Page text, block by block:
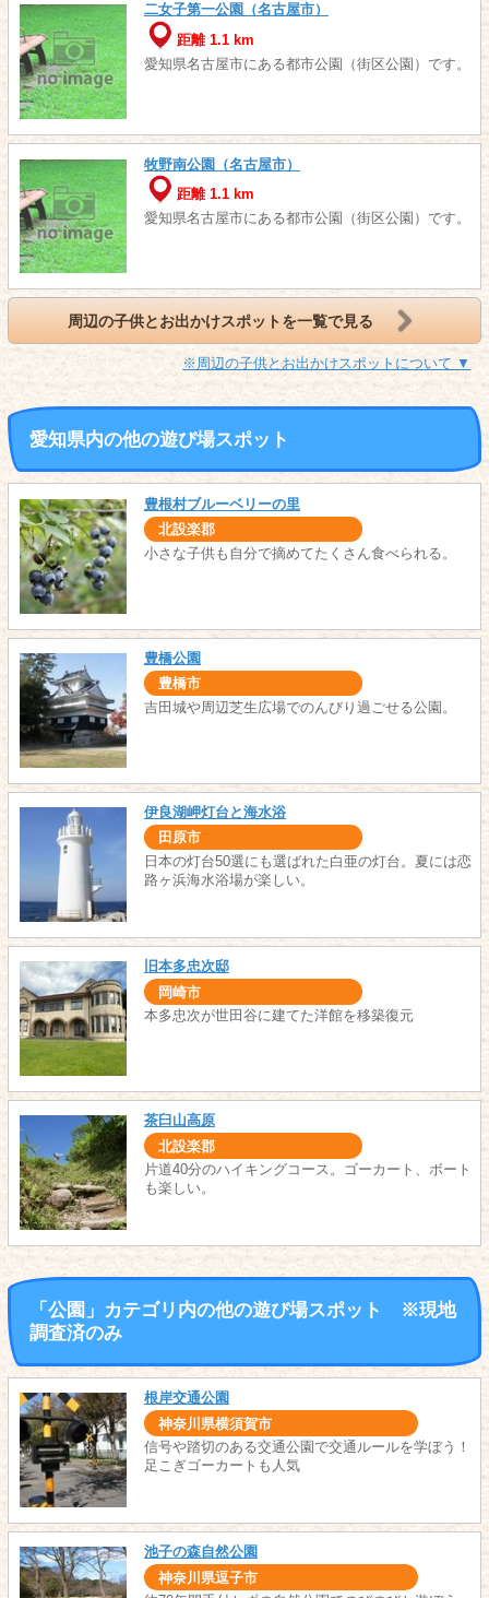
二女子第一公園（名古屋市）
距離 1.1 km
愛知県名古屋市にある都市公園（街区公園）です。
牧野南公園（名古屋市）
距離 1.1 km
愛知県名古屋市にある都市公園（街区公園）です。
周辺の子供とお出かけスポットを一覧で見る
※周辺の子供とお出かけスポットについて ▼
愛知県内の他の遊び場スポット
豊根村ブルーベリーの里
北設楽郡
小さな子供も自分で摘めてたくさん食べられる。
豊橋公園
豊橋市
吉田城や周辺芝生広場でのんびり過ごせる公園。
伊良湖岬灯台と海水浴
田原市
日本の灯台50選にも選ばれた白亜の灯台。夏には恋
路ヶ浜海水浴場が楽しい。
旧本多忠次邸
岡崎市
本多忠次が世田谷に建てた洋館を移築復元
茶臼山高原
北設楽郡
片道40分のハイキングコース。ゴーカート、ボート
も楽しい。
「公園」カテゴリ内の他の遊び場スポット ※現地
調査済のみ
根岸交通公園
神奈川県横須賀市
信号や踏切のある交通公園で交通ルールを学ぼう！
足こぎゴーカートも人気
池子の森自然公園
神奈川県逗子市